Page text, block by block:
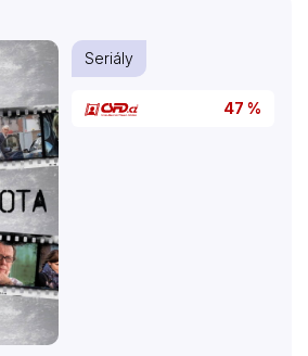
neznamená, že by měli
Seriály
47 %